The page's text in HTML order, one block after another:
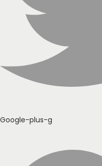
Google-plus-g